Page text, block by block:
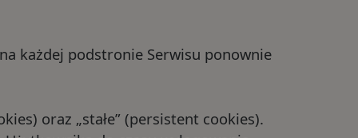
każdej podstronie Serwisu ponownie
oraz „stałe” (persistent cookies).